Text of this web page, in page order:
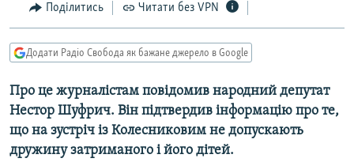
пошукуКУЛЬТУРА
СПОРТ
СВІТ
КРИМ.РЕАЛІЇ
ТИ ЯК?
КИТАЙ.ВИКЛИКИ
МУЛЬТИМЕДІА
ФОТО
Поділитись Читати без VPN
Додати Радіо Свобода як бажане джерело в Google
Про це журналістам повідомив народний депутат
Нестор Шуфрич. Він підтвердив інформацію про те,
що на зустріч із Колесниковим не допускають
дружину затриманого і його дітей.